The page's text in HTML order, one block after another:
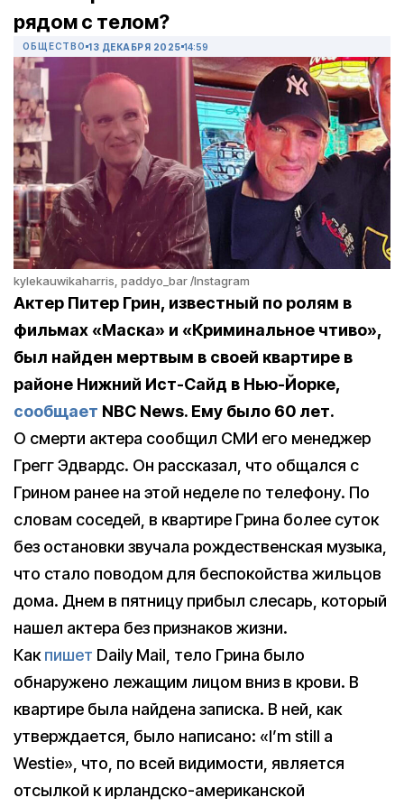
рядом с телом?
ОБЩЕСТВО 13 ДЕКАБРЯ 2025 14:59
kylekauwikaharris, paddyo_bar /Instagram
Актер Питер Грин, известный по ролям в
фильмах «Маска» и «Криминальное чтиво»,
был найден мертвым в своей квартире в
районе Нижний Ист-Сайд в Нью-Йорке,
сообщает NBC News. Ему было 60 лет.
О смерти актера сообщил СМИ его менеджер
Грегг Эдвардс. Он рассказал, что общался с
Грином ранее на этой неделе по телефону. По
словам соседей, в квартире Грина более суток
без остановки звучала рождественская музыка,
что стало поводом для беспокойства жильцов
дома. Днем в пятницу прибыл слесарь, который
нашел актера без признаков жизни.
Какпишет Daily Mail, тело Грина было
обнаружено лежащим лицом вниз в крови. В
квартире была найдена записка. В ней, как
утверждается, было написано: «I’m still a
Westie», что, по всей видимости, является
отсылкой к ирландско-американской